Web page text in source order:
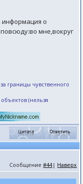
информация о
мне,вокруг
границы чувственного
(нельзя
Сообщение#44| Наверх